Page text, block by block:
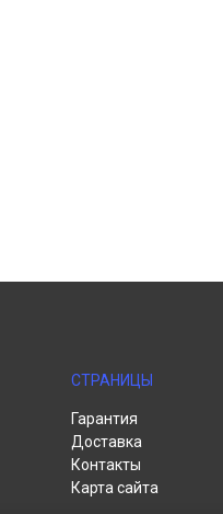
СТРАНИЦЫ
Гарантия
Доставка
Контакты
Карта сайта